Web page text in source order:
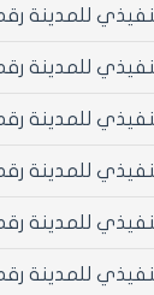
اخذ تواقيع وبصمة
المخطط بضبط
من قبل
بناء مخالف
رسمية تثبت ان
للمدينة رقم 162 لعام
للمدينة رقم 163 لعام
للمدينة رقم 189 لعام
للمدينة رقم 192 لعام
للمدينة رقم 2 لعام
للمدينة رقم 224 لعام